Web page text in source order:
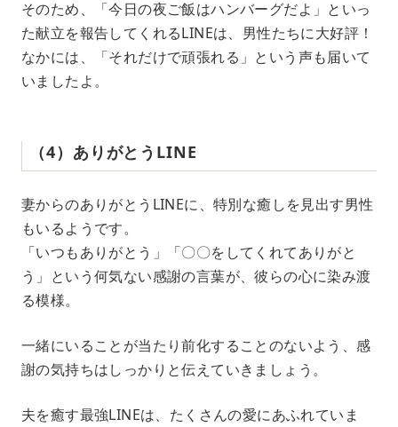
そのため、「今日の夜ご飯はハンバーグだよ」といっ
た献立を報告してくれるLINEは、男性たちに大好評！
なかには、「それだけで頑張れる」という声も届いて
いましたよ。
（4）ありがとうLINE
妻からのありがとうLINEに、特別な癒しを見出す男性
もいるようです。
「いつもありがとう」「〇〇をしてくれてありがと
う」という何気ない感謝の言葉が、彼らの心に染み渡
る模様。
一緒にいることが当たり前化することのないよう、感
謝の気持ちはしっかりと伝えていきましょう。
夫を癒す最強LINEは、たくさんの愛にあふれていま